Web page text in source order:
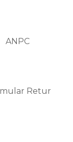
ANPC
Retur